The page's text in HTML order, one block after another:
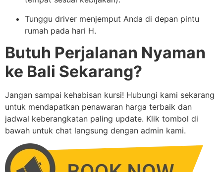
Tunggu driver menjemput Anda di depan pintu
rumah pada hari H.
Butuh Perjalanan Nyaman
ke Bali Sekarang?
Jangan sampai kehabisan kursi! Hubungi kami sekarang
untuk mendapatkan penawaran harga terbaik dan
jadwal keberangkatan paling update. Klik tombol di
bawah untuk chat langsung dengan admin kami.